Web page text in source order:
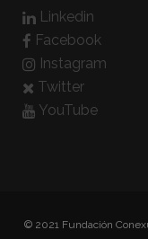
Linkedin
Facebook
Instagram
Twitter
YouTube
© 2021 Fundación